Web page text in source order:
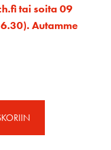
tai soita 09
Autamme